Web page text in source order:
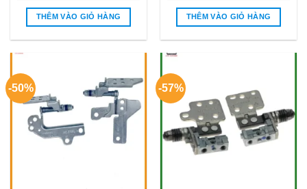
là:
₫450.000.
tại
₫250.000.
THÊM VÀO GIỎ HÀNG
là:
₫250.000.
tại
THÊM VÀO GIỎ HÀNG
-50% -57%